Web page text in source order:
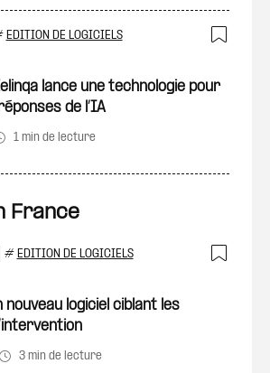
EDITION DE LOGICIELS
lance une technologie pour
de l’IA
1 min de lecture
France
# EDITION DE LOGICIELS
nouveau logiciel ciblant les
3 min de lecture